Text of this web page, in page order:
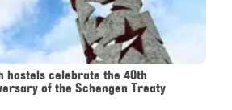
hostels celebrate the 40th
of the Schengen Treaty